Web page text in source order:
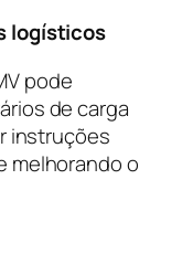
logísticos
pode
de carga
instruções
melhorando o